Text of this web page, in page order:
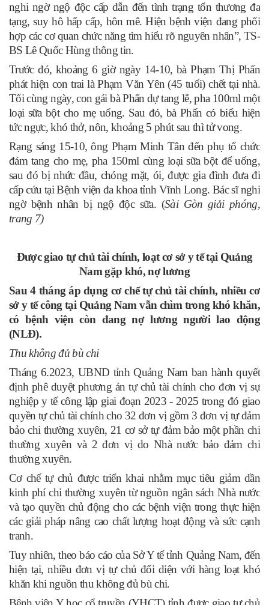
nghi ngờ ngộ độc cấp dẫn đến tình trạng tổn thương đa
tạng, suy hô hấp cấp, hôn mê. Hiện bệnh viện đang phối
hợp các cơ quan chức năng tìm hiểu rõ nguyên nhân”, TS-
BS Lê Quốc Hùng thông tin.
Trước đó, khoảng 6 giờ ngày 14-10, bà Phạm Thị Phấn
phát hiện con trai là Phạm Văn Yên (45 tuổi) chết tại nhà.
Tối cùng ngày, con gái bà Phấn dự tang lễ, pha 100ml một
loại sữa bột cho mẹ uống. Sau đó, bà Phấn có biểu hiện
tức ngực, khó thở, nôn, khoảng 5 phút sau thì tử vong.
Rạng sáng 15-10, ông Phạm Minh Tân đến phụ tổ chức
đám tang cho mẹ, pha 150ml cùng loại sữa bột để uống,
sau đó bị nhức đầu, chóng mặt, ói, được gia đình đưa đi
cấp cứu tại Bệnh viện đa khoa tỉnh Vĩnh Long. Bác sĩ nghi
ngờ bệnh nhân bị ngộ độc sữa. (Sài Gòn giải phóng,
trang 7)
Được giao tự chủ tài chính, loạt cơ sở y tế tại Quảng
Nam gặp khó, nợ lương
Sau 4 tháng áp dụng cơ chế tự chủ tài chính, nhiều cơ
sở y tế công tại Quảng Nam vẫn chìm trong khó khăn,
có bệnh viện còn đang nợ lương người lao động
(NLĐ).
Thu không đủ bù chi
Tháng 6.2023, UBND tỉnh Quảng Nam ban hành quyết
định phê duyệt phương án tự chủ tài chính cho đơn vị sự
nghiệp y tế công lập giai đoạn 2023 - 2025 trong đó giao
quyền tự chủ tài chính cho 32 đơn vị gồm 3 đơn vị tự đảm
bảo chi thường xuyên, 21 cơ sở tự đảm bảo một phần chi
thường xuyên và 2 đơn vị do Nhà nước bảo đảm chi
thường xuyên.
Cơ chế tự chủ được triển khai nhằm mục tiêu giảm dần
kinh phí chi thường xuyên từ nguồn ngân sách Nhà nước
và tạo quyền chủ động cho các bệnh viện trong thực hiện
các giải pháp nâng cao chất lượng hoạt động và sức cạnh
tranh.
Tuy nhiên, theo báo cáo của Sở Y tế tỉnh Quảng Nam, đến
hiện tại, nhiều đơn vị tự chủ đối diện với hàng loạt khó
khăn khi nguồn thu không đủ bù chi.